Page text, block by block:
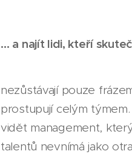
… a najít lidi, kteří
nezůstávají pouze
prostupují celým
vidět management,
talentů nevnímá jako